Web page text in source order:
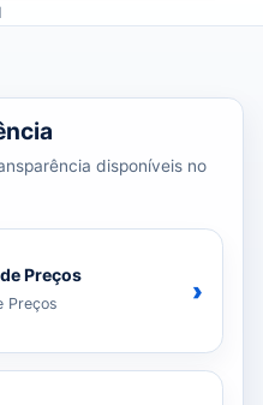
de dados.
disponíveis no
Preços
Preços ›